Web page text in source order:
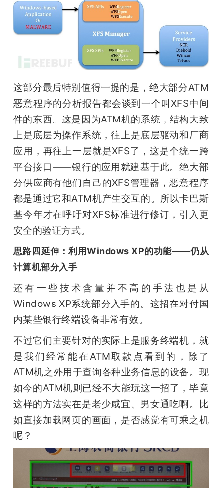
这部分最后特别值得一提的是，绝大部分ATM
恶意程序的分析报告都会谈到一个叫XFS中间
件的东西。这是因为ATM机的系统，结构大致
上是底层为操作系统，往上是底层驱动和厂商
应用，再往上一层就是XFS了，这是个统一跨
平台接口——银行的应用就建基于此。绝大部
分供应商有他们自己的XFS管理器，恶意程序
都是通过它和ATM机产生交互的。所以卡巴斯
基今年才在呼吁对XFS标准进行修订，引入更
安全的验证方式。
思路四延伸：利用Windows XP的功能——仍从
计算机部分入手
还有一些技术含量并不高的手法也是从
Windows XP系统部分入手的。这招在对付国
内某些银行终端设备非常有效。
不过它们主要针对的实际上是服务终端机，就
是我们经常能在ATM取款点看到的，除了
ATM机之外用于查询各种业务信息的设备。现
如今的ATM机则已经不大能玩这一招了，毕竟
这样的方法实在是老少咸宜、男女通吃啊。比
如直接加载网页的画面，是否感觉有可乘之机
呢？